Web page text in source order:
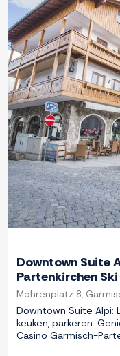
Previous
Downtown Suite
Partenkirchen
Mohrenplatz 8,
Downtown Suite Alpi:
keuken, parkeren.
Casino Garmisch-